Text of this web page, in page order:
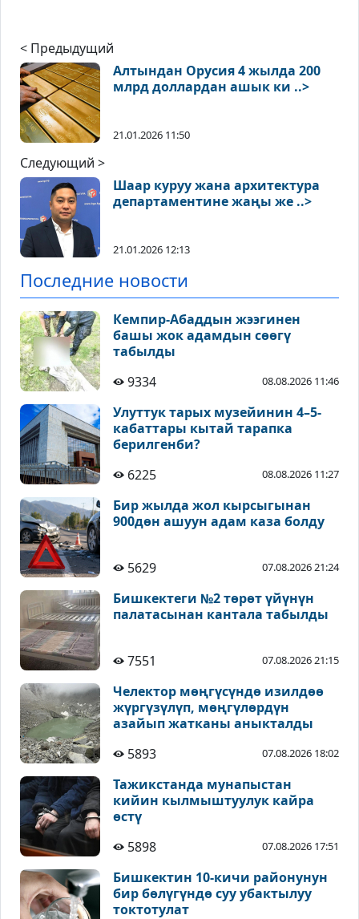
< Предыдущий
Алтындан Орусия 4 жылда 200
млрд доллардан ашык ки ..>
21.01.2026 11:50
Следующий >
Шаар куруу жана архитектура
департаментине жаңы же ..>
21.01.2026 12:13
Последние новости
Кемпир-Абаддын жээгинен
башы жок адамдын сөөгү
табылды
9334
08.08.2026 11:46
Улуттук тарых музейинин 4–5-
кабаттары кытай тарапка
берилгенби?
6225
08.08.2026 11:27
Бир жылда жол кырсыгынан
900дөн ашуун адам каза болду
5629 07.08.2026 21:24
Бишкектеги №2 төрөт үйүнүн
палатасынан кантала табылды
7551 07.08.2026 21:15
Челектор мөңгүсүндө изилдөө
жүргүзүлүп, мөңгүлөрдүн
азайып жатканы аныкталды
5893
07.08.2026 18:02
Тажикстанда мунапыстан
кийин кылмыштуулук кайра
өстү
5898
07.08.2026 17:51
Бишкектин 10-кичи районунун
бир бөлүгүндө суу убактылуу
токтотулат